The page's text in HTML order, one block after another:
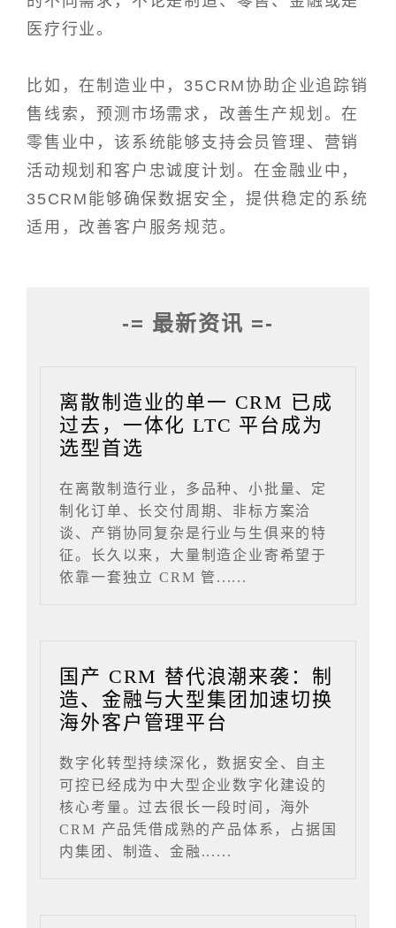
医疗行业。
比如，在制造业中，35CRM协助企业追踪销
售线索，预测市场需求，改善生产规划。在
零售业中，该系统能够支持会员管理、营销
活动规划和客户忠诚度计划。在金融业中，
35CRM能够确保数据安全，提供稳定的系统
适用，改善客户服务规范。
-= 最新资讯 =-
离散制造业的单一 CRM 已成
过去，一体化 LTC 平台成为
选型首选
在离散制造行业，多品种、小批量、定
制化订单、长交付周期、非标方案洽
谈、产销协同复杂是行业与生俱来的特
征。长久以来，大量制造企业寄希望于
依靠一套独立 CRM 管......
国产 CRM 替代浪潮来袭：制
造、金融与大型集团加速切换
海外客户管理平台
数字化转型持续深化，数据安全、自主
可控已经成为中大型企业数字化建设的
核心考量。过去很长一段时间，海外
CRM 产品凭借成熟的产品体系，占据国
内集团、制造、金融......